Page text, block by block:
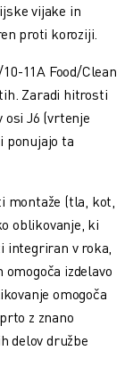
UČINKOVITOSTI
vijake in
proti koroziji.
11A Food/Clean
Zaradi hitrosti
osi J6 (vrtenje
ponujajo ta
montaže (tla, kot,
oblikovanje, ki
v roka,
izdelavo
omogoča
z znano
delov družbe